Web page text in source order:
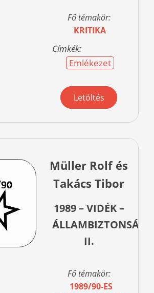
Fő témakör:
KRITIKA
Címkék:
Emlékezet
Letöltés
Müller Rolf és
Takács Tibor
1989 – VIDÉK –
ÁLLAMBIZTONSÁG
II.
Fő témakör:
1989/90-ES